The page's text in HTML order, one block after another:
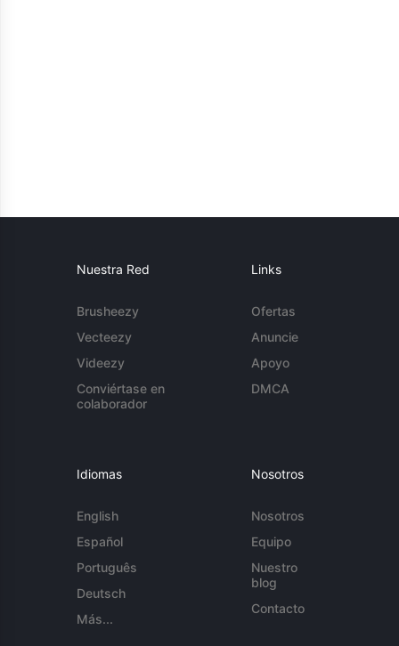
Nuestra Red
Brusheezy
Vecteezy
Videezy
Conviértase en
colaborador
Links
Ofertas
Anuncie
Apoyo
DMCA
Idiomas
English
Español
Português
Deutsch
Más...
Nosotros
Nosotros
Equipo
Nuestro
blog
Contacto